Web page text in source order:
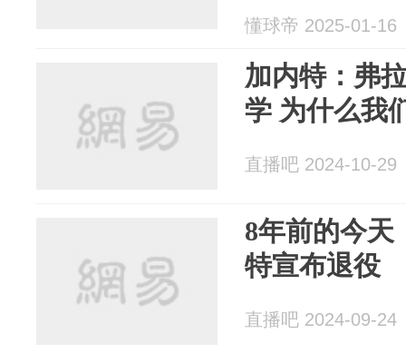
懂球帝 2025-01-16
加内特：弗
学 为什么我
直播吧 2024-10-29
8年前的今天
特宣布退役
直播吧 2024-09-24